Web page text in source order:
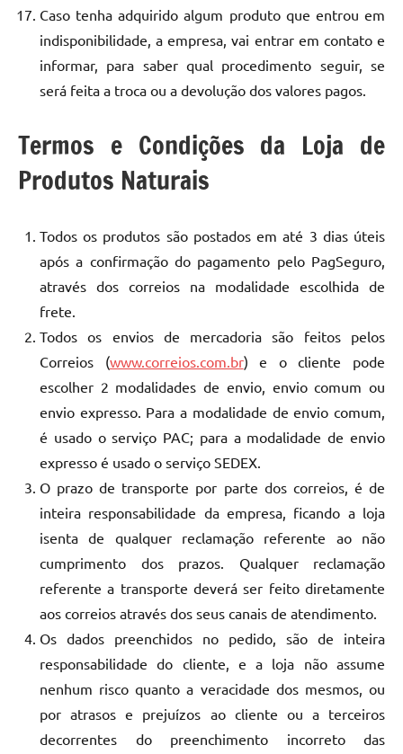
Caso tenha adquirido algum produto que entrou em
indisponibilidade, a empresa, vai entrar em contato e
informar, para saber qual procedimento seguir, se
será feita a troca ou a devolução dos valores pagos.
Termos e Condições da Loja de
Produtos Naturais
Todos os produtos são postados em até 3 dias úteis
após a confirmação do pagamento pelo PagSeguro,
através dos correios na modalidade escolhida de
frete.
Todos os envios de mercadoria são feitos pelos
Correios (www.correios.com.br) e o cliente pode
escolher 2 modalidades de envio, envio comum ou
envio expresso. Para a modalidade de envio comum,
é usado o serviço PAC; para a modalidade de envio
expresso é usado o serviço SEDEX.
O prazo de transporte por parte dos correios, é de
inteira responsabilidade da empresa, ficando a loja
isenta de qualquer reclamação referente ao não
cumprimento dos prazos. Qualquer reclamação
referente a transporte deverá ser feito diretamente
aos correios através dos seus canais de atendimento.
Os dados preenchidos no pedido, são de inteira
responsabilidade do cliente, e a loja não assume
nenhum risco quanto a veracidade dos mesmos, ou
por atrasos e prejuízos ao cliente ou a terceiros
decorrentes do preenchimento incorreto das